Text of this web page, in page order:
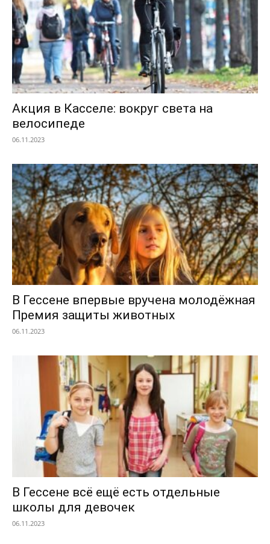
Акция в Касселе: вокруг света на
велосипеде
06.11.2023
В Гессене впервые вручена молодёжная
Премия защиты животных
06.11.2023
В Гессене всё ещё есть отдельные
школы для девочек
06.11.2023